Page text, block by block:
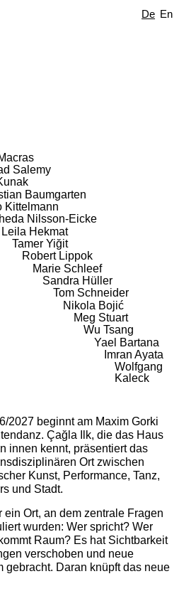
De En
Salemy
Baumgarten
Kittelmann
Nilsson-Eicke
Leila Hekmat
Tamer Yiğit
Robert Lippok
Marie Schleef
Sandra Hüller
Tom Schneider
Nikola Bojić
Meg Stuart
Wu Tsang
Yael Bartana
Imran Ayata
Wolfgang
Kaleck
2027 beginnt am Maxim Gorki
Çağla Ilk, die das Haus
innen kennt, präsentiert das
Ort zwischen
Kunst, Performance, Tanz,
und Stadt.
ein Ort, an dem zentrale Fragen
wurden: Wer spricht? Wer
Raum? Es hat Sichtbarkeit
verschoben und neue
gebracht. Daran knüpft das neue